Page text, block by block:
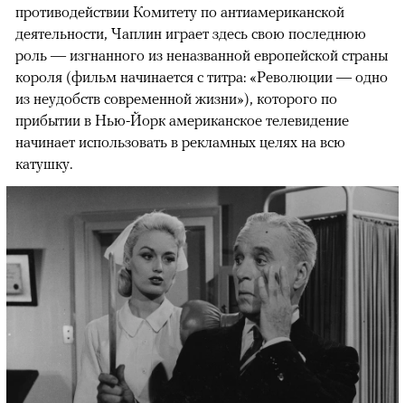
противодействии Комитету по антиамериканской
деятельности, Чаплин играет здесь свою последнюю
роль — изгнанного из неназванной европейской страны
короля (фильм начинается с титра: «Революции — одно
из неудобств современной жизни»), которого по
прибытии в Нью-Йорк американское телевидение
начинает использовать в рекламных целях на всю
катушку.